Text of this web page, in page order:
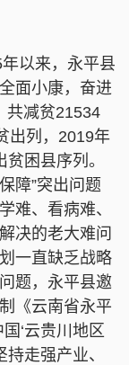
以来，永平县
面小康，奋进
共减贫21534
出列，2019年
困县序列。
障”突出问题
难、看病难、
决的老大难问
一直缺乏战略
题，永平县邀
《云南省永平
‘云贵川地区
走强产业、